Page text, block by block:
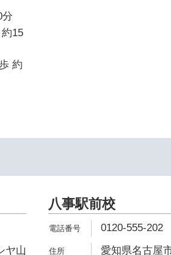
15
約
ヤ山
八事駅前校
0120-555-202
愛知県名古屋